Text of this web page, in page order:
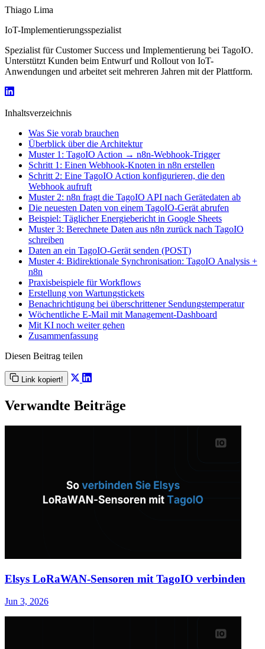
Thiago Lima
IoT-Implementierungsspezialist
Spezialist für Customer Success und Implementierung bei TagoIO.
Unterstützt Kunden beim Entwurf und Rollout von IoT-
Anwendungen und arbeitet seit mehreren Jahren mit der Plattform.
Inhaltsverzeichnis
Was Sie vorab brauchen
Überblick über die Architektur
Muster 1: TagoIO Action → n8n-Webhook-Trigger
Schritt 1: Einen Webhook-Knoten in n8n erstellen
Schritt 2: Eine TagoIO Action konfigurieren, die den
Webhook aufruft
Muster 2: n8n fragt die TagoIO API nach Gerätedaten ab
Die neuesten Daten von einem TagoIO-Gerät abrufen
Beispiel: Täglicher Energiebericht in Google Sheets
Muster 3: Berechnete Daten aus n8n zurück nach TagoIO
schreiben
Daten an ein TagoIO-Gerät senden (POST)
Muster 4: Bidirektionale Synchronisation: TagoIO Analysis +
n8n
Praxisbeispiele für Workflows
Erstellung von Wartungstickets
Benachrichtigung bei überschrittener Sendungstemperatur
Wöchentliche E-Mail mit Management-Dashboard
Mit KI noch weiter gehen
Zusammenfassung
Diesen Beitrag teilen
Link kopiert!
Verwandte Beiträge
Elsys LoRaWAN-Sensoren mit TagoIO verbinden
Jun 3, 2026